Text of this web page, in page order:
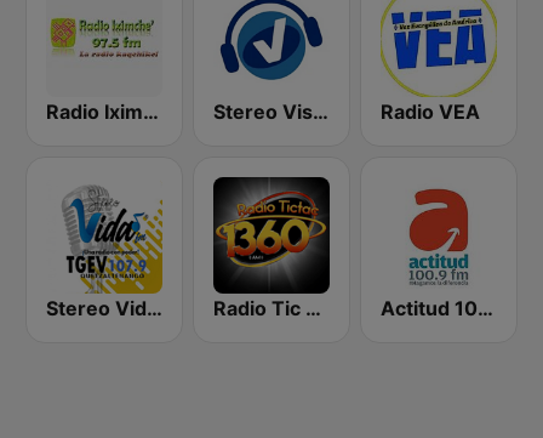
Radio Iximche’ Stereo Visión Guatemala Radio VEA
Stereo Vida 107.9 FM Radio Tic Tac Guatemala Actitud 100.9 FM